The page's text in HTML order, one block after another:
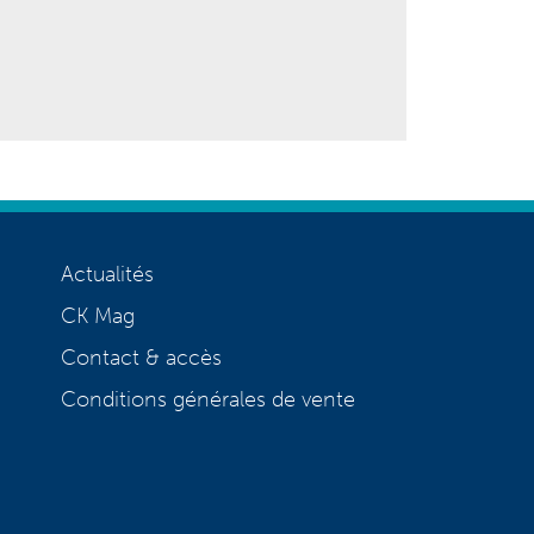
Actualités
CK Mag
Contact & accès
Conditions générales de vente